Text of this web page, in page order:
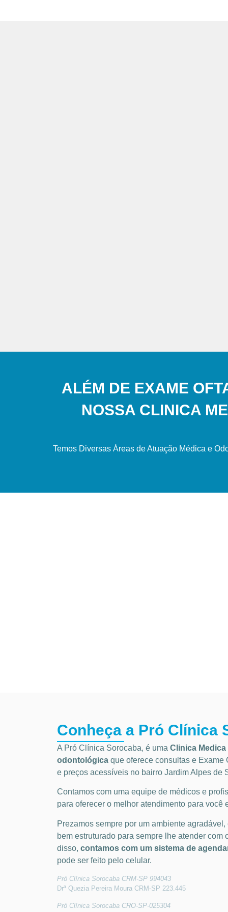
ALÉM DE EXAME
NOSSA CLINICA
Temos Diversas Áreas de Atuação Médica e
Conheça a Pró Clínica
A Pró Clínica Sorocaba, é uma Clinica
odontológica que oferece consultas e Exame
e preços acessíveis no bairro Jardim Alpes de
Contamos com uma equipe de médicos e
para oferecer o melhor atendimento para você
Prezamos sempre por um ambiente
bem estruturado para sempre lhe atender com
disso, contamos com um sistema de
pode ser feito pelo celular.
Pró Clínica Sorocaba CRM-SP 994043
Drª Quezia Pereira Moura CRM-SP 223.445
Pró Clínica Sorocaba CRO-SP-025304